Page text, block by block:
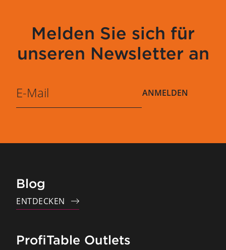
Melden Sie sich für
unseren Newsletter an
ANMELDEN
Blog
ENTDECKEN
ProfiTable Outlets